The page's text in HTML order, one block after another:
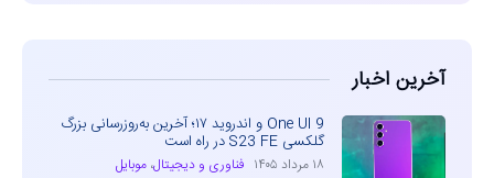
آخرین اخبار
One UI 9 و اندروید ۱۷؛ آخرین به‌روزرسانی بزرگ
گلکسی S23 FE در راه است
۱۸ مرداد ۱۴۰۵ فناوری و دیجیتال، موبایل